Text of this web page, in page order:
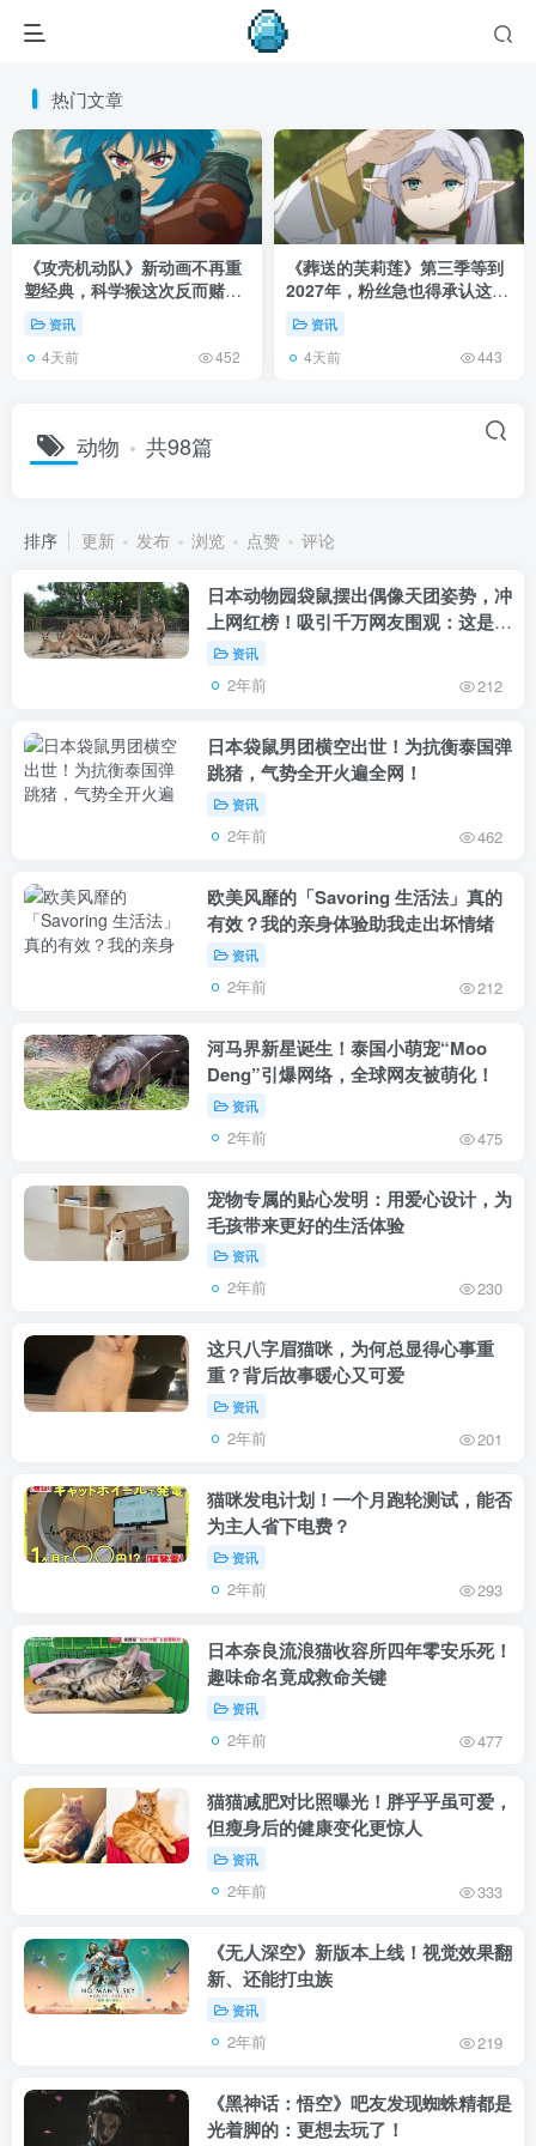
热门文章
《攻壳机动队》新动画不再重
塑经典，科学猴这次反而赌对
了！资讯
4天前 452
《葬送的芙莉莲》第三季等到
2027年，粉丝急也得承认这次
慢得有道理！
资讯
4天前 443
动物 共98篇
排序 更新 发布 浏览 点赞 评论
日本动物园袋鼠摆出偶像天团姿势，冲
上网红榜！吸引千万网友围观：这是要
出道？
资讯
2年前 212
日本袋鼠男团横空出世！为抗衡泰国弹
跳猪，气势全开火遍全网！
资讯
2年前 462
欧美风靡的「Savoring 生活法」真的
有效？我的亲身体验助我走出坏情绪
资讯
2年前 212
河马界新星诞生！泰国小萌宠“Moo
Deng”引爆网络，全球网友被萌化！
资讯
2年前 475
宠物专属的贴心发明：用爱心设计，为
毛孩带来更好的生活体验
资讯
2年前 230
这只八字眉猫咪，为何总显得心事重
重？背后故事暖心又可爱
资讯
2年前 201
猫咪发电计划！一个月跑轮测试，能否
为主人省下电费？
资讯
2年前 293
日本奈良流浪猫收容所四年零安乐死！
趣味命名竟成救命关键
资讯
2年前 477
猫猫减肥对比照曝光！胖乎乎虽可爱，
但瘦身后的健康变化更惊人
资讯
2年前 333
《无人深空》新版本上线！视觉效果翻
新、还能打虫族
资讯
2年前 219
《黑神话：悟空》吧友发现蜘蛛精都是
光着脚的：更想去玩了！